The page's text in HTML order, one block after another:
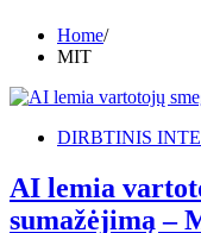
Home
MIT
DIRBTINIS
AI lemia
sumažėjimą –